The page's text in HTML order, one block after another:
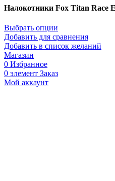
Налокотники Fox Titan Race
Выбрать опции
Добавить для сравнения
Добавить в список желаний
Магазин
0 Избранное
0 элемент Заказ
Мой аккаунт